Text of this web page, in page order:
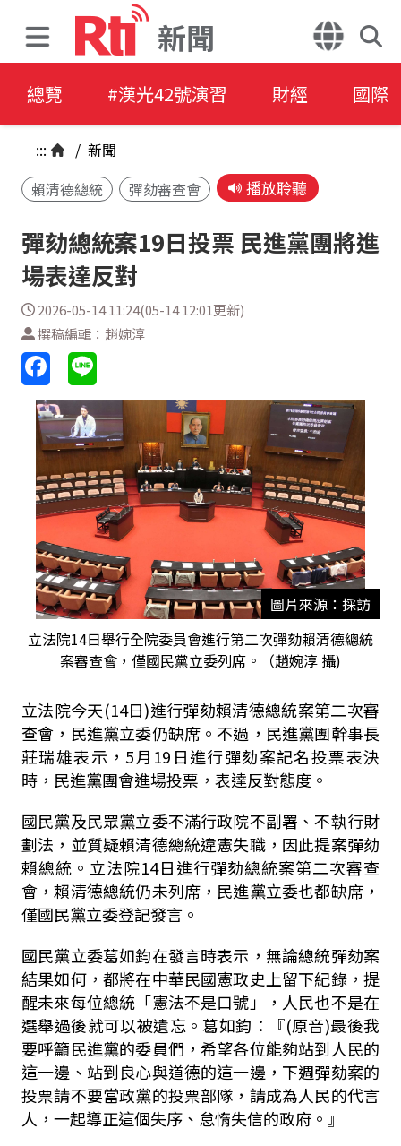
新聞
總覽 #漢光42號演習 財經 國際
::: / 新聞
賴清德總統
彈劾審查會 播放聆聽
彈劾總統案19日投票 民進黨團將進
場表達反對
2026-05-14 11:24(05-14 12:01更新)
撰稿編輯：趙婉淳
圖片來源：採訪
立法院14日舉行全院委員會進行第二次彈劾賴清德總統
案審查會，僅國民黨立委列席。（趙婉淳 攝)
立法院今天(14日)進行彈劾賴清德總統案第二次審
查會，民進黨立委仍缺席。不過，民進黨團幹事長
莊瑞雄表示，5月19日進行彈劾案記名投票表決
時，民進黨團會進場投票，表達反對態度。
國民黨及民眾黨立委不滿行政院不副署、不執行財
劃法，並質疑賴清德總統違憲失職，因此提案彈劾
賴總統。立法院14日進行彈劾總統案第二次審查
會，賴清德總統仍未列席，民進黨立委也都缺席，
僅國民黨立委登記發言。
國民黨立委葛如鈞在發言時表示，無論總統彈劾案
結果如何，都將在中華民國憲政史上留下紀錄，提
醒未來每位總統「憲法不是口號」，人民也不是在
選舉過後就可以被遺忘。葛如鈞：『(原音)最後我
要呼籲民進黨的委員們，希望各位能夠站到人民的
這一邊、站到良心與道德的這一邊，下週彈劾案的
投票請不要當政黨的投票部隊，請成為人民的代言
人，一起導正這個失序、怠惰失信的政府。』